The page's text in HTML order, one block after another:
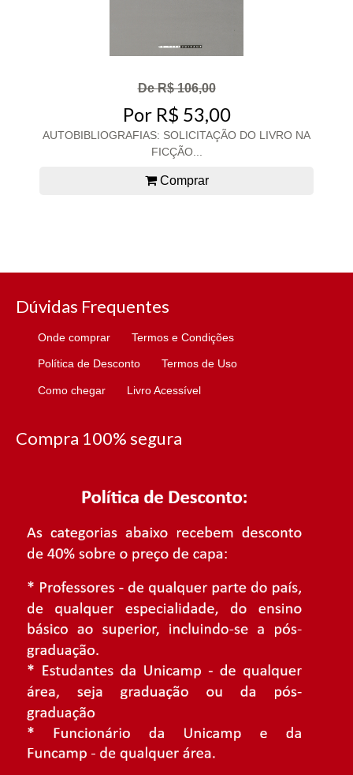
De R$ 106,00
Por R$ 53,00
AUTOBIBLIOGRAFIAS: SOLICITAÇÃO DO LIVRO NA
FICÇÃO...
Comprar
Dúvidas Frequentes
Onde comprar Termos e Condições
Política de Desconto Termos de Uso
Como chegar Livro Acessível
Compra 100% segura